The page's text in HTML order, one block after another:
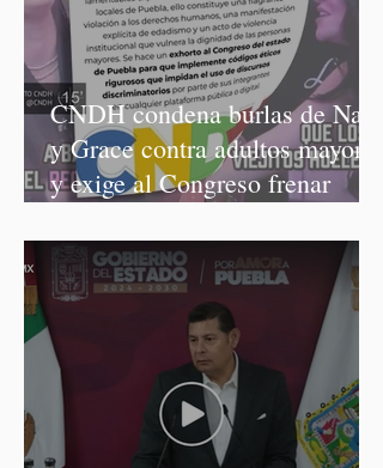
CNDH condena burlas de Nay
y Grace contra adultos mayores
y exige al Congreso frenar